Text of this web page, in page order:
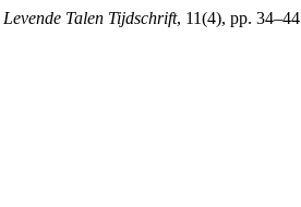
Levende Talen Tijdschrift, 11(4), pp.